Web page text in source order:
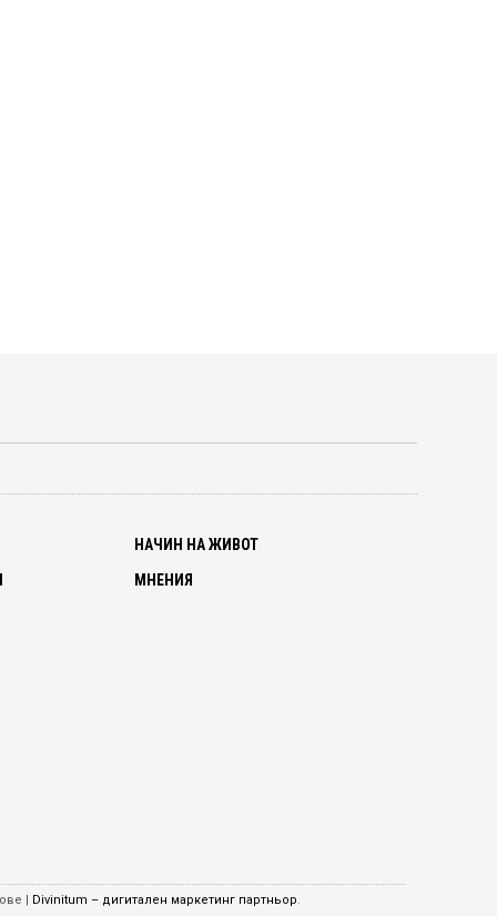
НАЧИН НА ЖИВОТ
МНЕНИЯ
| Divinitum – дигитален маркетинг партньор.